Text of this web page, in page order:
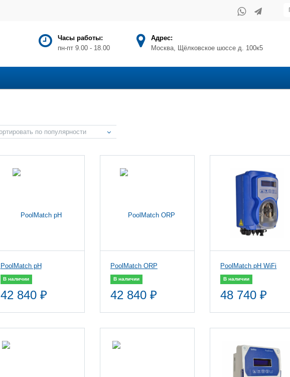
Часы работы:
пн-пт 9.00 - 18.00
Адрес:
Москва, Щёлковское шоссе д. 100к5
PoolMatch pH
В наличии
42 840 ₽
PoolMatch ORP
В наличии
42 840 ₽
PoolMatch pH WiFi
В наличии
48 740 ₽